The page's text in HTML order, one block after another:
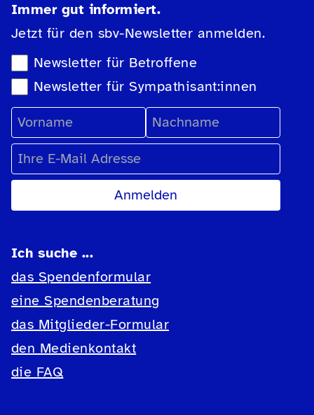
Immer gut informiert.
Jetzt für den sbv-Newsletter anmelden.
Newsletter-Auswahl
Newsletter für Betroffene
Newsletter für Sympathisant:innen
Vorname
Nachname
E-Mail Adresse
Ich suche ...
das Spendenformular
eine Spendenberatung
das Mitglieder-Formular
den Medienkontakt
die FAQ